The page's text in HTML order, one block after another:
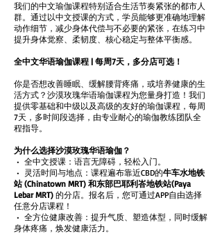
我们的中文瑜伽课程特别适合生活节奏紧张的都市人
群。通过以中文授课的方式，学员能够更准确地理解
动作细节，减少身体代偿与不必要的紧张，在练习中
提升身体觉察、柔韧度、核心稳定与整体平衡感。
全中文华语瑜伽课程 | 每周7天，多分店可选！
你是否想改善睡眠、缓解腰背疼痛，或培养健康的生
活方式？沙漠玫瑰华语瑜伽课程为您量身打造！我们
提供零基础和中级以及高级的友好的瑜伽课程，每周
7天，多时间段选择，由专业耐心的瑜伽教练团队全
程指导。
为什么选择沙漠玫瑰华语瑜伽？
• 全中文授课：语言无障碍，轻松入门。
• 灵活时间与地点：课程遍布靠近CBD的牛车水地铁
站 (Chinatown MRT) 和东部巴耶利峇地铁站(Paya
Lebar MRT) 的分店。报名后，您可通过APP自由选择
任意分店课程！
• 全方位健康改善：提升气质、塑造体型，同时缓解
身体疼痛，焕发健康活力。